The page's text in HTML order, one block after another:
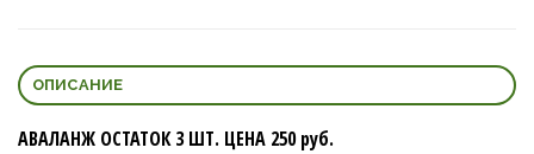
ОПИСАНИЕ
АВАЛАНЖ ОСТАТОК 3 ШТ. ЦЕНА 250 руб.